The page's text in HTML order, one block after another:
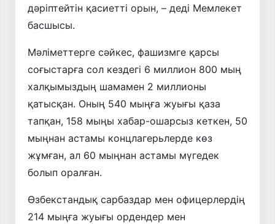
дәріптейтін қасиетті орын, – деді Мемлекет
басшысы.
Мәліметтерге сәйкес, фашизмге қарсы
соғыстарға сол кездегі 6 миллион 800 мың
халқымыздың шамамен 2 миллионы
қатысқан. Оның 540 мыңға жуығы қаза
тапқан, 158 мыңы хабар-ошарсыз кеткен, 50
мыңнан астамы концлагерьлерде көз
жұмған, ал 60 мыңнан астамы мүгедек
болып оралған.
Өзбекстандық сарбаздар мен офицерлердің
214 мыңға жуығы ордендер мен